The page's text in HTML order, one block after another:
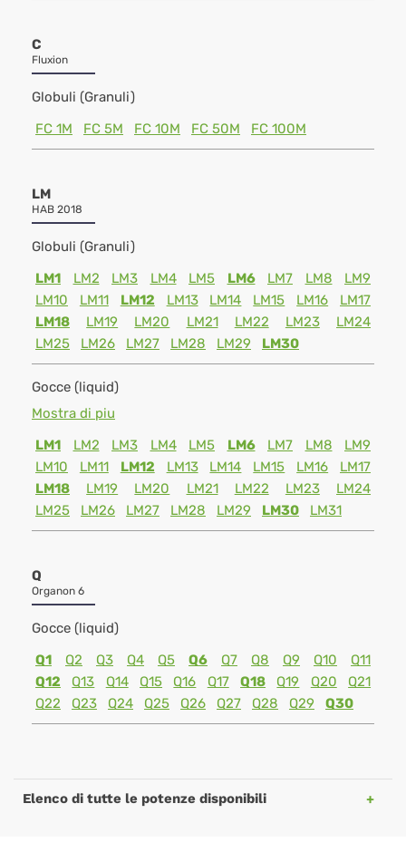
C
Fluxion
Globuli (Granuli)
FC 1M
FC 5M FC 10M FC 50M FC 100M
LM
HAB 2018
Globuli (Granuli)
LM1
LM2 LM3 LM4 LM5 LM6 LM7 LM8
LM9
LM10
LM11 LM12 LM13 LM14 LM15 LM16
LM17
LM18
LM19 LM20 LM21 LM22 LM23
LM24
LM25
LM26 LM27 LM28 LM29 LM30
Gocce (liquid)
Mostra di piu
LM1
LM2 LM3 LM4 LM5 LM6 LM7 LM8
LM9
LM10
LM11 LM12 LM13 LM14 LM15 LM16
LM17
LM18
LM19 LM20 LM21 LM22 LM23
LM24
LM25
LM26 LM27 LM28 LM29 LM30 LM31
Q
Organon 6
Gocce (liquid)
Q1
Q2 Q3 Q4 Q5 Q6 Q7 Q8 Q9 Q10
Q11
Q12
Q13 Q14 Q15 Q16 Q17 Q18 Q19 Q20
Q21
Q22
Q23 Q24 Q25 Q26 Q27 Q28 Q29 Q30
Elenco di tutte le potenze disponibili